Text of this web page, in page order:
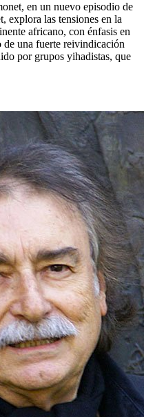
en un nuevo episodio de
explora las tensiones en la
africano, con énfasis en
de una fuerte reivindicación
por grupos yihadistas, que